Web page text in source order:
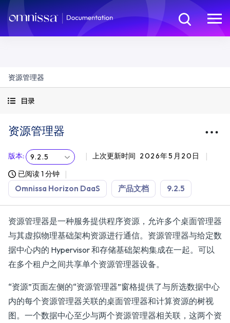
资源管理器
目录
资源管理器
版本: 9.2.5 上次更新时间 2026年5月20日
已阅读 1 分钟
Omnissa Horizon DaaS 产品文档 9.2.5
资源管理器是一种服务提供程序资源，允许多个桌面管理器
与其虚拟物理基础架构资源进行通信。资源管理器与给定数
据中心内的 Hypervisor 和存储基础架构集成在一起。可以
在多个租户之间共享单个资源管理器设备。
“资源”页面左侧的“资源管理器”窗格提供了与所选数据中心
内的每个资源管理器关联的桌面管理器和计算资源的树视
图。一个数据中心至少与两个资源管理器相关联，这两个资